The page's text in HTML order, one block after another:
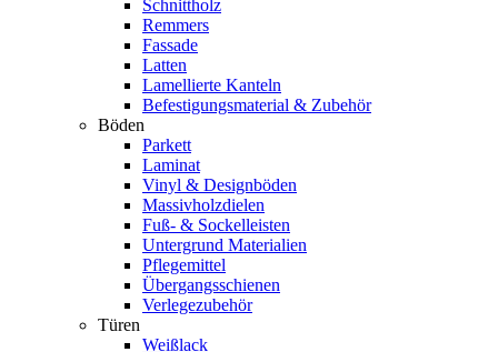
Schnittholz
Remmers
Fassade
Latten
Lamellierte Kanteln
Befestigungsmaterial & Zubehör
Böden
Parkett
Laminat
Vinyl & Designböden
Massivholzdielen
Fuß- & Sockelleisten
Untergrund Materialien
Pflegemittel
Übergangsschienen
Verlegezubehör
Türen
Weißlack